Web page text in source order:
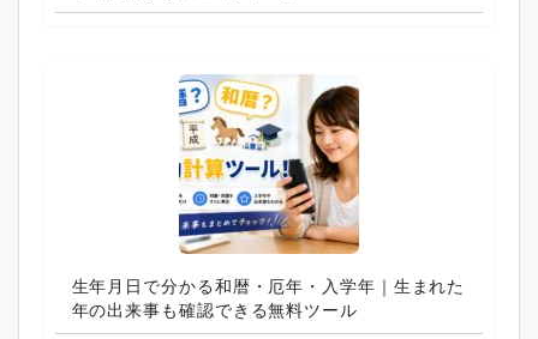
生年月日で分かる和暦・厄年・入学年｜生まれた
年の出来事も確認できる無料ツール